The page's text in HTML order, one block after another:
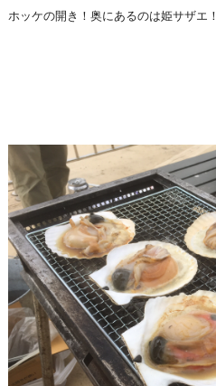
ホッケの開き！奥にあるのは姫サザエ！